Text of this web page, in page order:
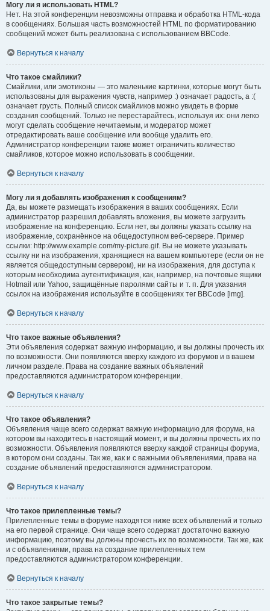
Могу ли я использовать HTML?
Нет. На этой конференции невозможны отправка и обработка HTML-кода
в сообщениях. Большая часть возможностей HTML по форматированию
сообщений может быть реализована с использованием BBCode.
Вернуться к началу
Что такое смайлики?
Смайлики, или эмотиконы — это маленькие картинки, которые могут быть
использованы для выражения чувств, например :) означает радость, а :(
означает грусть. Полный список смайликов можно увидеть в форме
создания сообщений. Только не перестарайтесь, используя их: они легко
могут сделать сообщение нечитаемым, и модератор может
отредактировать ваше сообщение или вообще удалить его.
Администратор конференции также может ограничить количество
смайликов, которое можно использовать в сообщении.
Вернуться к началу
Могу ли я добавлять изображения к сообщениям?
Да, вы можете размещать изображения в ваших сообщениях. Если
администратор разрешил добавлять вложения, вы можете загрузить
изображение на конференцию. Если нет, вы должны указать ссылку на
изображение, сохранённое на общедоступном веб-сервере. Пример
ссылки: http://www.example.com/my-picture.gif. Вы не можете указывать
ссылку ни на изображения, хранящиеся на вашем компьютере (если он не
является общедоступным сервером), ни на изображения, для доступа к
которым необходима аутентификация, как, например, на почтовые ящики
Hotmail или Yahoo, защищённые паролями сайты и т. п. Для указания
ссылок на изображения используйте в сообщениях тег BBCode [img].
Вернуться к началу
Что такое важные объявления?
Эти объявления содержат важную информацию, и вы должны прочесть их
по возможности. Они появляются вверху каждого из форумов и в вашем
личном разделе. Права на создание важных объявлений
предоставляются администратором конференции.
Вернуться к началу
Что такое объявления?
Объявления чаще всего содержат важную информацию для форума, на
котором вы находитесь в настоящий момент, и вы должны прочесть их по
возможности. Объявления появляются вверху каждой страницы форума,
в котором они созданы. Так же, как и с важными объявлениями, права на
создание объявлений предоставляются администратором.
Вернуться к началу
Что такое прилепленные темы?
Прилепленные темы в форуме находятся ниже всех объявлений и только
на его первой странице. Они чаще всего содержат достаточно важную
информацию, поэтому вы должны прочесть их по возможности. Так же, как
и с объявлениями, права на создание прилепленных тем
предоставляются администратором конференции.
Вернуться к началу
Что такое закрытые темы?